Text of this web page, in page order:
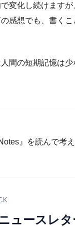
変化し続けます
感想でも、書く
間の短期記憶は
』を読んで考
ュースレタ